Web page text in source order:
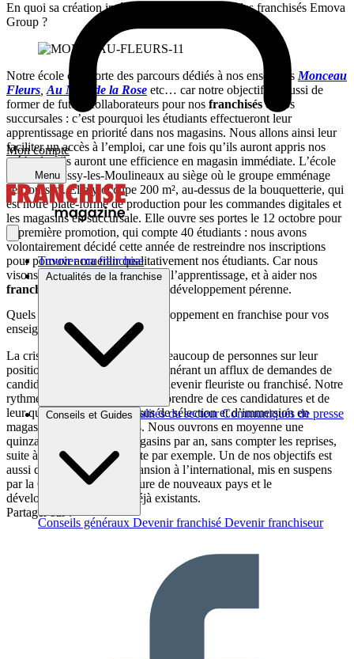
Mon compte
Menu
Trouver ma franchise
Actualités de la franchise
Brèves et actus Actualités du secteur Communiqués de presse
Conseils et Guides
Conseils généraux Devenir franchisé Devenir franchiseur
En quoi sa création intéresse-t-elle directement les franchisés Emova
Group ?
Notre école comporte des parcours dédiés à nos enseignes Monceau
Fleurs Au Nom de la Rose etc… car notre objectif est aussi de
former de futurs collaborateurs pour nos franchiséset nos
succursales : c’est pourquoi les étudiants effectueront leur
apprentissage en priorité dans nos magasins. Nous allons ainsi leur
faciliter un accès à l’emploi, car une fois qu’ils auront appris nos
méthodes, ils auront une efficience en magasin immédiate. L’école
se trouve à Issy-les-Moulineaux au siège où le groupe emménage
ces jours-ci. Elle y occupe 200 m², au-dessus de la bouquetterie, qui
est notre plate-forme de production pour les commandes digitales et
les magasins en succursale. Elle ouvre ses portes le 12 octobre pour
la première promotion, qui compte 40 étudiants : nous avons
volontairement décidé cette année de restreindre nos inscriptions
pour pouvoir accueillir qualitativement nos étudiants. Car nous
visons avant tout l’excellence de l’apprentissage, et à aider nos
franchisés
dans une stratégie de développement pérenne.
Quels sont vos objectifs de développement en franchise pour vos
enseignes ?
La crise sanitaire a fait évoluer beaucoup de personnes sur leur
positionnement professionnel, générant un afflux de demandes de
candidats en reconversion pour devenir fleuriste ou franchisé. Notre
rythme de développement va déprendre de ces candidatures et de
leur qualité, car nos processus de sélection et d’immersion en
magasin sont très exigeants. Nous ouvrons en moyenne une
quinzaine de nouveaux magasins par an, sans compter les reprises,
suite à des départs en retraite par exemple. Un de nos objectifs est
aussi de relancer notre expansion à l’international, mis en suspens
par la Covid, avec l’ouverture de nouveaux pays et le
développement des pays déjà existants.
Partager sur :